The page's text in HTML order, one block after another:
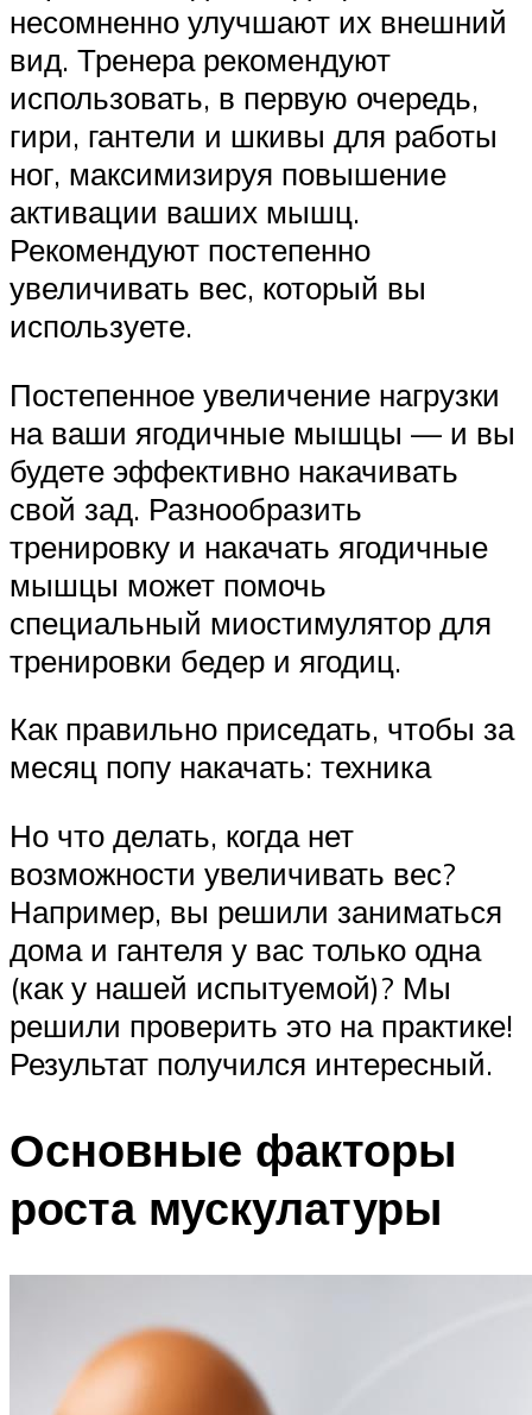
несомненно улучшают их внешний
вид. Тренера рекомендуют
использовать, в первую очередь,
гири, гантели и шкивы для работы
ног, максимизируя повышение
активации ваших мышц.
Рекомендуют постепенно
увеличивать вес, который вы
используете.
Постепенное увеличение нагрузки
на ваши ягодичные мышцы — и вы
будете эффективно накачивать
свой зад. Разнообразить
тренировку и накачать ягодичные
мышцы может помочь
специальный миостимулятор для
тренировки бедер и ягодиц.
Как правильно приседать, чтобы за
месяц попу накачать: техника
Но что делать, когда нет
возможности увеличивать вес?
Например, вы решили заниматься
дома и гантеля у вас только одна
(как у нашей испытуемой)? Мы
решили проверить это на практике!
Результат получился интересный.
Основные факторы
роста мускулатуры